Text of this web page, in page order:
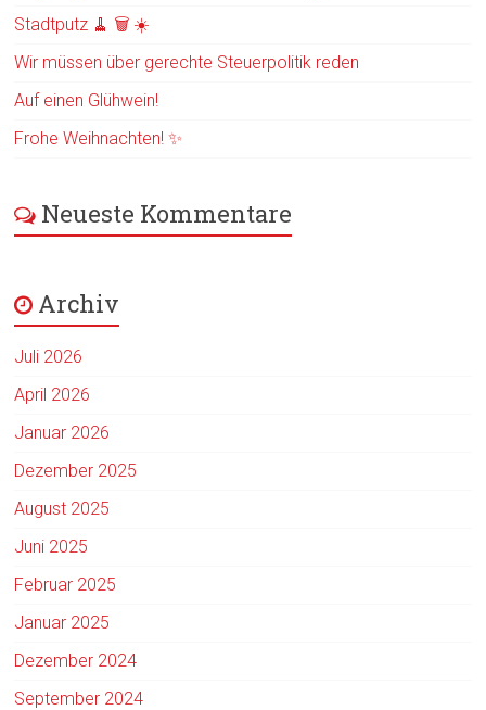
Stadtputz 🧹 🗑️ ☀️
Wir müssen über gerechte Steuerpolitik reden
Auf einen Glühwein!
Frohe Weihnachten! ✨
Neueste Kommentare
Archiv
Juli 2026
April 2026
Januar 2026
Dezember 2025
August 2025
Juni 2025
Februar 2025
Januar 2025
Dezember 2024
September 2024